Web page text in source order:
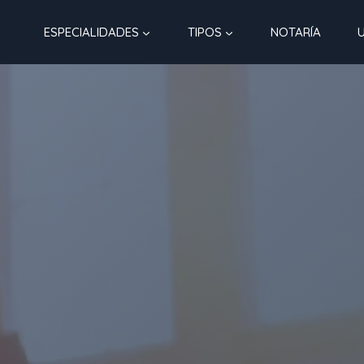
ESPECIALIDADES TIPOS NOTARÍA